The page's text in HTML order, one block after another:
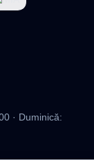
· Duminică: